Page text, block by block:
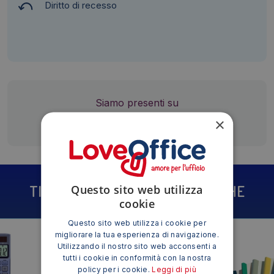
Diritto di recesso
Siamo presenti su
TI POTREBBE INTERESSARE ANCHE
×
Questo sito web utilizza
cookie
Questo sito web utilizza i cookie per
migliorare la tua esperienza di navigazione.
Utilizzando il nostro sito web acconsenti a
tutti i cookie in conformità con la nostra
policy per i cookie.Leggi di più